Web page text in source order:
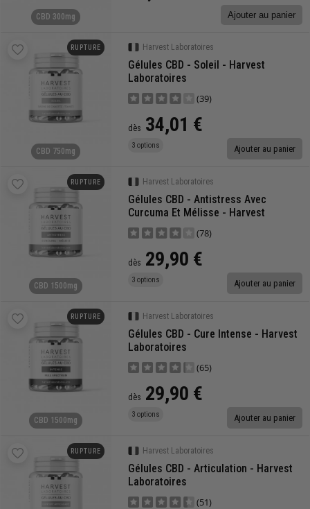
CBD 300mg Ajouter au panier
RUPTURE
CBD 750mg
Harvest Laboratoires
Gélules CBD - Soleil - Harvest
Laboratoires
(39)
dès 34,01 €
3 options Ajouter au panier
RUPTURE
CBD 1500mg
Harvest Laboratoires
Gélules CBD - Antistress Avec
Curcuma Et Mélisse - Harvest
Laboratoires
(78)
dès 29,90 €
3 options Ajouter au panier
RUPTURE
CBD 1500mg
Harvest Laboratoires
Gélules CBD - Cure Intense - Harvest
Laboratoires
(65)
dès 29,90 €
3 options Ajouter au panier
RUPTURE Harvest Laboratoires
Gélules CBD - Articulation - Harvest
Laboratoires
(51)